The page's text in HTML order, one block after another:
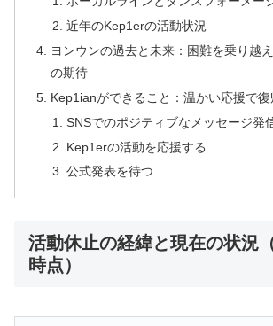
近年のKep1erの活動状況
ヨンウンの過去と未来：困難を乗り越
の期待
Kep1ianができること：温かい応援で復
SNSでのポジティブなメッセージ発
Kep1erの活動を応援する
公式発表を待つ
活動休止の経緯と現在の状況
時点）